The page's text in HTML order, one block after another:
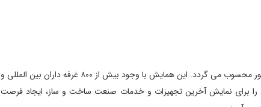
نمایشگاه پروژه لبنان نمایشگاه پیشرو ساخت و ساز این کشور محسوب می گردد. این همایش با وجود بیش از ٨٠٠ غرفه داران بین المللی و
را برای نمایش آخرین تجهیزات و خدمات صنعت ساخت و ساز، ایجاد فرصت